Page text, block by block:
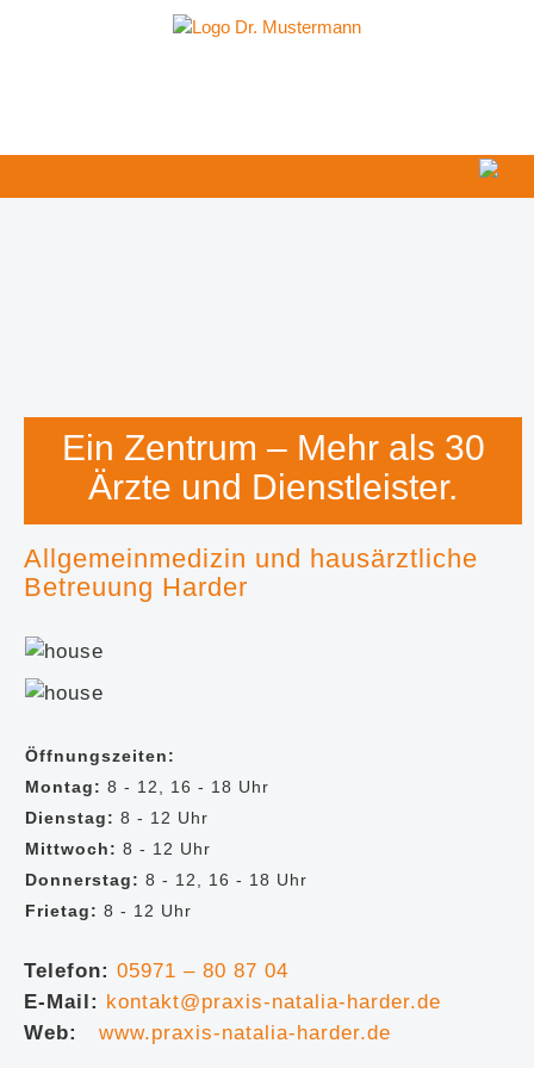
Ärzte / Dienstleister
Ein Zentrum – Mehr als 30
Ärzte und Dienstleister.
Allgemeinmedizin und hausärztliche
Betreuung Harder
Öffnungszeiten:
Montag: 8 - 12, 16 - 18 Uhr
Dienstag: 8 - 12 Uhr
Mittwoch: 8 - 12 Uhr
Donnerstag: 8 - 12, 16 - 18 Uhr
Frietag: 8 - 12 Uhr
Telefon: 05971 – 80 87 04
E-Mail: kontakt@praxis-natalia-harder.de
Web:
www.praxis-natalia-harder.de